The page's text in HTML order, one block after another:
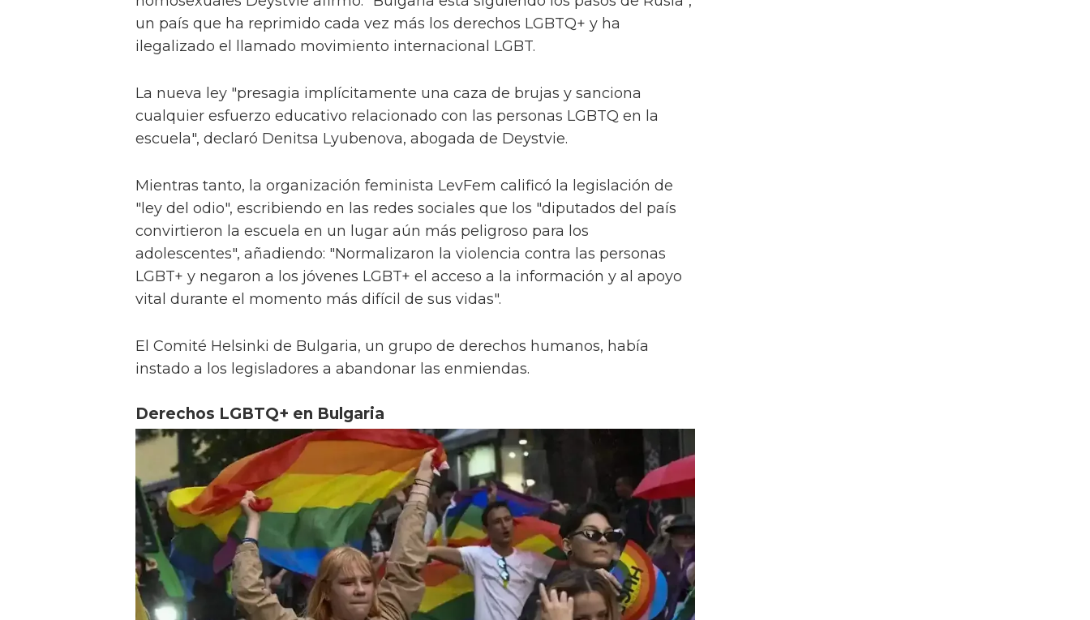
un país que ha reprimido cada vez más los derechos LGBTQ+ y ha
ilegalizado el llamado movimiento internacional LGBT.
La nueva ley "presagia implícitamente una caza de brujas y sanciona
cualquier esfuerzo educativo relacionado con las personas LGBTQ en la
escuela", declaró Denitsa Lyubenova, abogada de Deystvie.
Mientras tanto, la organización feminista LevFem calificó la legislación de
"ley del odio", escribiendo en las redes sociales que los "diputados del país
convirtieron la escuela en un lugar aún más peligroso para los
adolescentes", añadiendo: "Normalizaron la violencia contra las personas
LGBT+ y negaron a los jóvenes LGBT+ el acceso a la información y al apoyo
vital durante el momento más difícil de sus vidas".
El Comité Helsinki de Bulgaria, un grupo de derechos humanos, había
instado a los legisladores a abandonar las enmiendas.
Derechos LGBTQ+ en Bulgaria